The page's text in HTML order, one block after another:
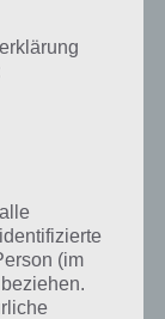
zu
Lieb ist. Sehr
seit September
und iPod
(im